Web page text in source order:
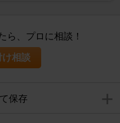
ら、プロに相談！
け相談
保存